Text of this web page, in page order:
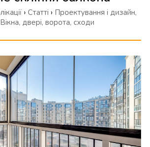
› Статті › Проектування і дизайн,
Вікна, двері, ворота, сходи